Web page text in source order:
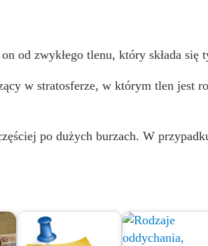
od zwykłego tlenu, który składa się
w stratosferze, w którym tlen jest
po dużych burzach. W